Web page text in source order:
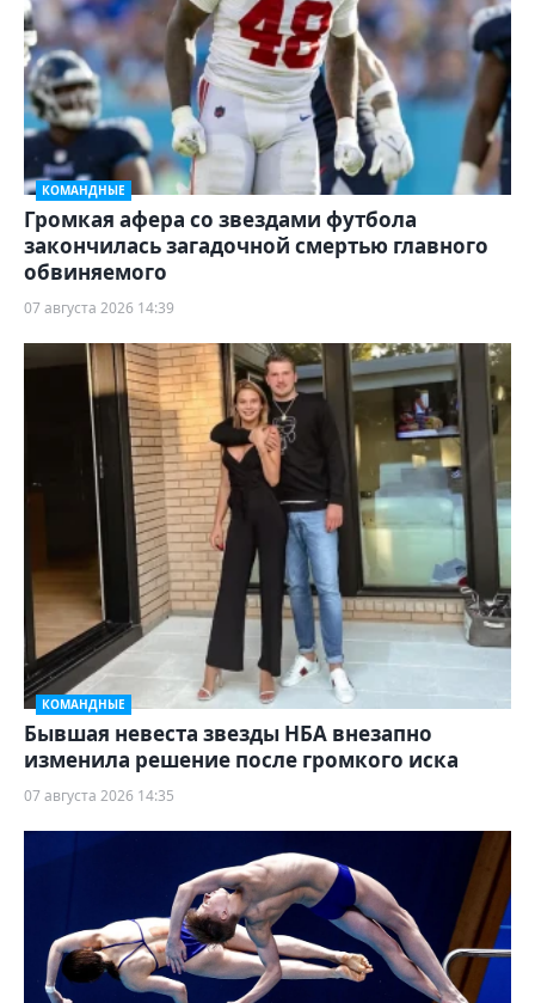
КОМАНДНЫЕ
Громкая афера со звездами футбола
закончилась загадочной смертью главного
обвиняемого
07 августа 2026 14:39
КОМАНДНЫЕ
Бывшая невеста звезды НБА внезапно
изменила решение после громкого иска
07 августа 2026 14:35